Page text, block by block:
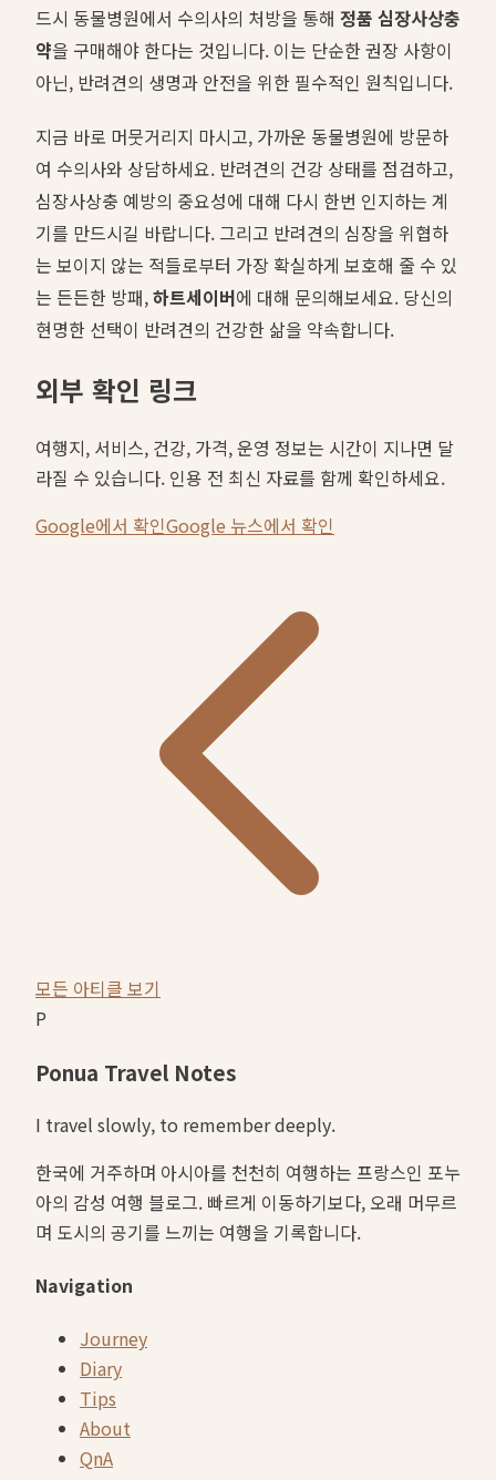
드시 동물병원에서 수의사의 처방을 통해 정품 심장사상충
약을 구매해야 한다는 것입니다. 이는 단순한 권장 사항이
아닌, 반려견의 생명과 안전을 위한 필수적인 원칙입니다.
지금 바로 머뭇거리지 마시고, 가까운 동물병원에 방문하
여 수의사와 상담하세요. 반려견의 건강 상태를 점검하고,
심장사상충 예방의 중요성에 대해 다시 한번 인지하는 계
기를 만드시길 바랍니다. 그리고 반려견의 심장을 위협하
는 보이지 않는 적들로부터 가장 확실하게 보호해 줄 수 있
는 든든한 방패,하트세이버에 대해 문의해보세요. 당신의
현명한 선택이 반려견의 건강한 삶을 약속합니다.
외부 확인 링크
여행지, 서비스, 건강, 가격, 운영 정보는 시간이 지나면 달
라질 수 있습니다. 인용 전 최신 자료를 함께 확인하세요.
Google에서 확인Google 뉴스에서 확인
모든 아티클 보기
P
Ponua Travel Notes
I travel slowly, to remember deeply.
한국에 거주하며 아시아를 천천히 여행하는 프랑스인 포누
아의 감성 여행 블로그. 빠르게 이동하기보다, 오래 머무르
며 도시의 공기를 느끼는 여행을 기록합니다.
Navigation
Journey
Diary
Tips
About
QnA